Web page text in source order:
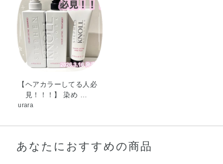
ステアリルジモニウムクロリド・ステアルトリモニウムク
ロリド・セテス－20・セラミドNG・セラミドNP・フェニ
ルトリメチコン・ポリクオタニウム－10・ポリクオタニウ
ム－104・マカデミアナッツ脂肪酸フィトステリル・ラウ
レス－23・ラウレス－4・ラウレス硫酸Na・フェノキシエ
タノール・メチルパラベン・安息香酸Na
【ヘアカラーしてる人必
見！！！】 染め …
urara
あなたにおすすめの商品